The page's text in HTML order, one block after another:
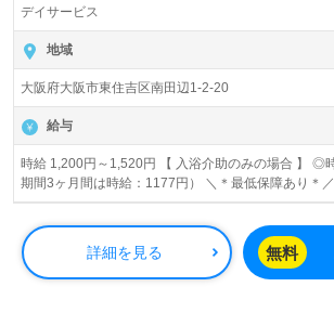
デイサービス
地域
大阪府大阪市東住吉区南田辺1-2-20
給与
時給 1,200円～1,520円 【 入浴介助のみの場合 】 ◎
期間3ヶ月間は時給：1177円） ＼＊最低保障あり＊
円 8人目～10人目時給プラス200円/1人 ※努力次第で
にご入浴を 全員終わらせ、賃金を保証しつつ早めの
～12：00（2時間45分） 13：30～17：00（3時間30
～～～～ 【 レクリエーションのみの場合】 ◎時給：
ヶ月間は時給：1177円） 9：15～12：00（2時間45
詳細を見る 無料